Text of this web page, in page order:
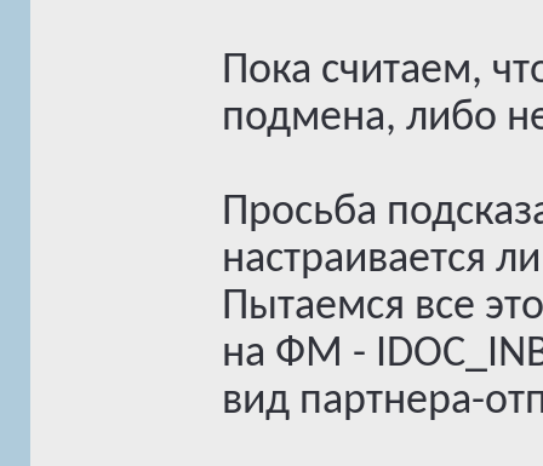
Пока считаем,
подмена, либо
Просьба
настраивается
Пытаемся все
на ФМ -
вид партнера-